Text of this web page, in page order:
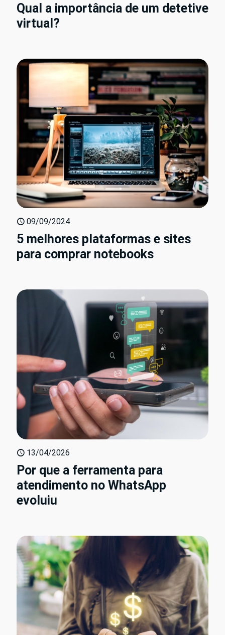
Qual a importância de um detetive
virtual?
09/09/2024
5 melhores plataformas e sites
para comprar notebooks
13/04/2026
Por que a ferramenta para
atendimento no WhatsApp
evoluiu